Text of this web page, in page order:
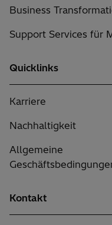
Business
Support Services für
Quicklinks
Karriere
Nachhaltigkeit
Allgemeine
Kontakt